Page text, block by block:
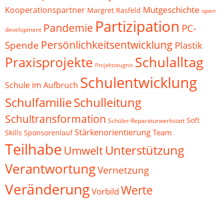
Kooperationspartner Margret Rasfeld Mutgeschichte open
development Pandemie Partizipation PC-
Spende Persönlichkeitsentwicklung Plastik
Praxisprojekte Projektzeugnis Schulalltag
Schule im Aufbruch Schulentwicklung
SchulfamilieSchulleitung
Schultransformation Schüler-Reparaturwerkstatt Soft
Skills Sponsorenlauf Stärkenorientierung Team
Teilhabe Umwelt Unterstützung
VerantwortungVernetzung
VeränderungVorbild Werte